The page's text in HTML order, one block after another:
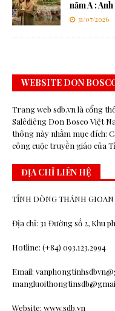
năm A :
31/07/2026
WEBSITE DON
Trang web sdb.vn là cổng
Salêdiêng Don Bosco Việt
thông này nhằm mục đích:
công cuộc truyền giáo của
ĐỊA CHỈ LIÊN HỆ
TỈNH DÒNG THÁNH
Địa chỉ: 31 Đường số 2, Khu
Hotline: (+84) 093.123.2994
Email:
Website: www.sdb.vn